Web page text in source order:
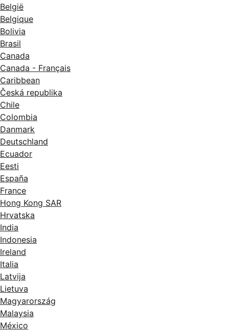
België
Belgique
Bolivia
Brasil
Canada
Canada - Français
Caribbean
Česká republika
Chile
Colombia
Danmark
Deutschland
Ecuador
Eesti
España
France
Hong Kong SAR
Hrvatska
India
Indonesia
Ireland
Italia
Latvija
Lietuva
Magyarország
Malaysia
México